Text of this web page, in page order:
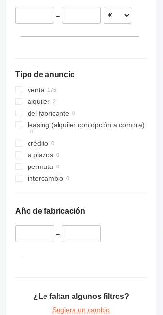
–
Tipo de anuncio
venta
alquiler
del fabricante
leasing (alquiler con opción a compra)
crédito
a plazos
permuta
intercambio
Año de fabricación
–
¿Le faltan algunos filtros?
Sugiera un cambio